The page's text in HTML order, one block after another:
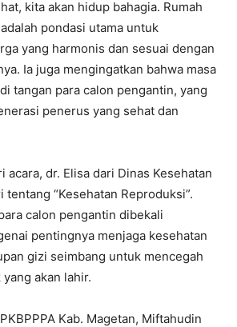
kita akan hidup bahagia. Rumah
pondasi utama untuk
yang harmonis dan sesuai dengan
Ia juga mengingatkan bahwa masa
tangan para calon pengantin, yang
penerus yang sehat dan
acara, dr. Elisa dari Dinas Kesehatan
“Kesehatan Reproduksi”.
calon pengantin dibekali
pentingnya menjaga kesehatan
gizi seimbang untuk mencegah
akan lahir.
Kab. Magetan, Miftahudin